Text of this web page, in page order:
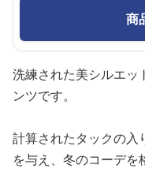
商
洗練された美シルエッ
ンツです。
計算されたタックの入
を与え、冬のコーデを